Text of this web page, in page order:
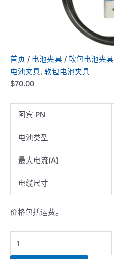
首页 / 电池夹具 / 软包电池夹具
电池夹具, 软包电池夹具
$70.00
阿宾 PN
电池类型
最大电流(A)
电缆尺寸
价格包括运费。
Flat/Pouch